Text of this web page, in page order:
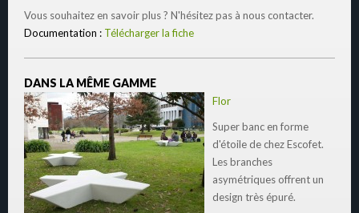
Vous souhaitez en savoir plus ? N'hésitez pas à nous contacter.
Documentation : Télécharger la fiche
DANS LA MÊME GAMME
Flor
Super banc en forme
d'étoile de chez Escofet.
Les branches
asymétriques offrent un
design très épuré.